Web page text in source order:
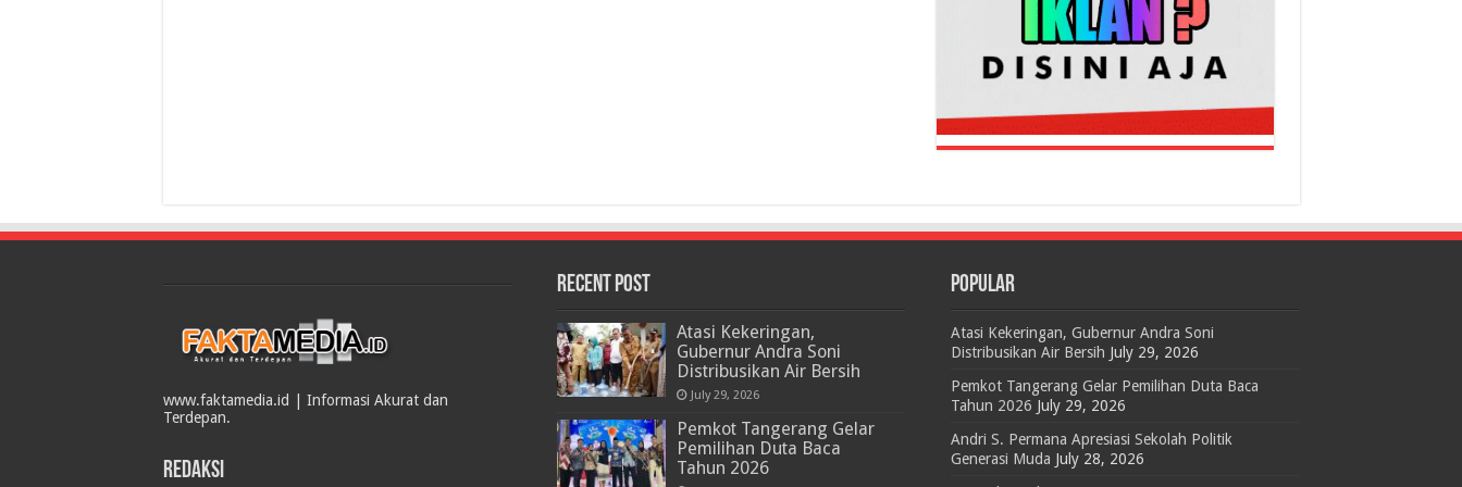
www.faktamedia.id | Informasi Akurat dan
Terdepan.
Redaksi
RECENT POST
Atasi Kekeringan,
Gubernur Andra Soni
Distribusikan Air Bersih
July 29, 2026
Pemkot Tangerang Gelar
Pemilihan Duta Baca
Tahun 2026
POPULAR
Atasi Kekeringan, Gubernur Andra Soni
Distribusikan Air Bersih July 29, 2026
Pemkot Tangerang Gelar Pemilihan Duta Baca
Tahun 2026 July 29, 2026
Andri S. Permana Apresiasi Sekolah Politik
Generasi Muda July 28, 2026